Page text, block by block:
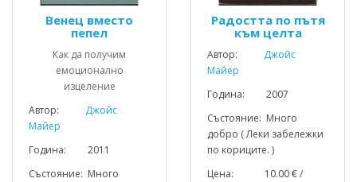
Венец вместо
пепел
Как да получим
емоционално
изцеление
Автор:
Джойс
Майер
Година: 2011
Състояние: Много
Радостта по пътя
към целта
Автор:
Джойс
Майер
Година: 2007
Състояние: Много
добро ( Леки забележки
по кориците. )
Цена: 10.00 € /